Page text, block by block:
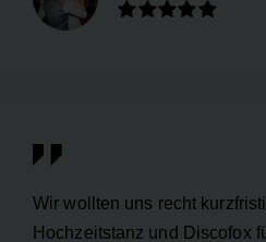
Wir wollten uns recht
Hochzeitstanz und Discofox